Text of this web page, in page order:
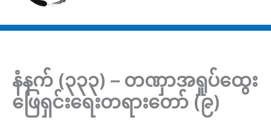
နံနက် (၃၃၃) – တဏှာအရှုပ်ထွေး
ဖြေရှင်းရေးတရားတော် (၉)